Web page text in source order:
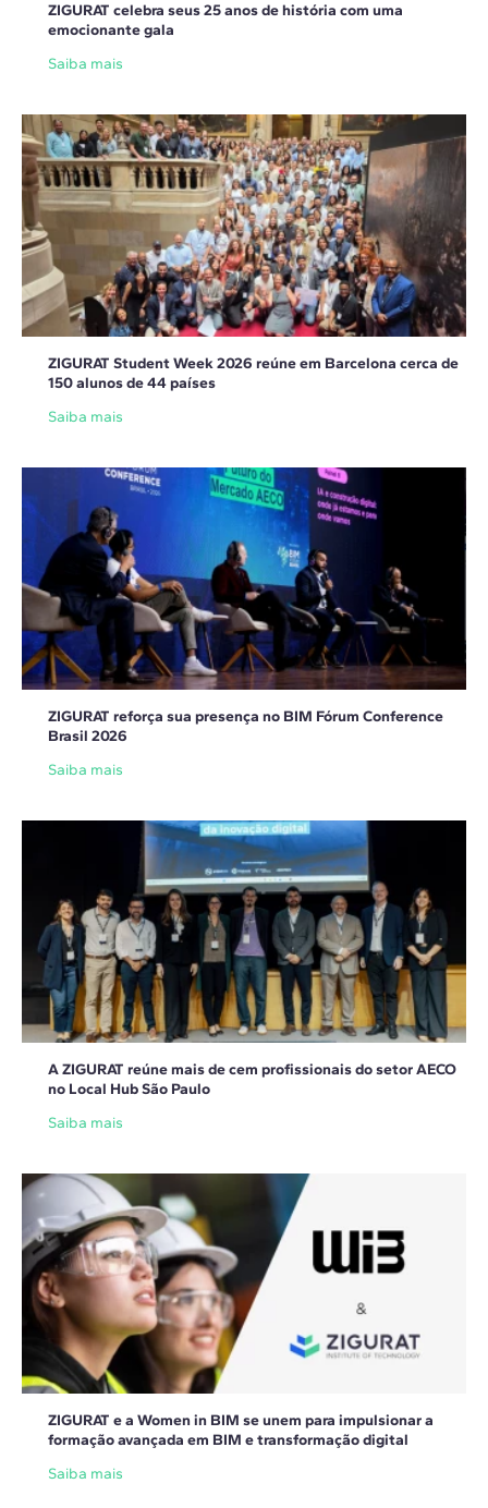
ZIGURAT celebra seus 25 anos de história com uma
emocionante gala
Saiba mais
ZIGURAT Student Week 2026 reúne em Barcelona cerca de
150 alunos de 44 países
Saiba mais
ZIGURAT reforça sua presença no BIM Fórum Conference
Brasil 2026
Saiba mais
A ZIGURAT reúne mais de cem profissionais do setor AECO
no Local Hub São Paulo
Saiba mais
ZIGURAT e a Women in BIM se unem para impulsionar a
formação avançada em BIM e transformação digital
Saiba mais